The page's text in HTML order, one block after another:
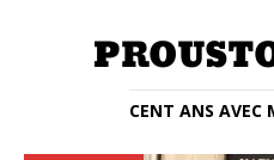
CENT ANS AVEC